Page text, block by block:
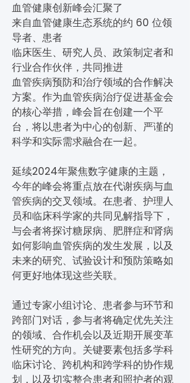
血管健康创新峰会汇聚了
来自血管健康生态系统的约 60 位领
导者、患者
临床医生、研究人员、政策制定者和
行业合作伙伴，共同推进
血管疾病预防和治疗领域的合作解决
方案。作为血管疾病治疗促进基金会
的核心举措，峰会旨在创建一个平
台，将以患者为中心的创新、严谨的
科学和实际需求融合在一起。
延续2024年聚焦数字健康的主题，
今年的峰会将重点放在代谢疾病与血
管疾病的交叉领域。在患者、护理人
员和临床科学家的共同见解指导下，
与会者将探讨糖尿病、肥胖症和肾病
如何影响血管疾病的发生发展，以及
未来的研究、试验设计和预防策略如
何更好地体现这些关联。
通过专家小组讨论、患者参与环节和
跨部门对话，参与者将确定优先关注
的领域、合作机会以及近期开展变革
性研究的方向。关键要素包括多学科
临床讨论、跨机构和跨学科的协作规
划，以及切实整合患者和照护者的观